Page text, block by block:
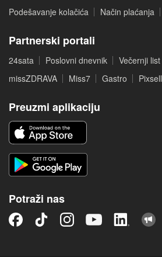
Podešavanje kolačića
Način plaćanja
Partnerski portali
24sata Poslovni dnevnik Večernji list
missZDRAVA
Miss7 Gastro Pixsell
Preuzmi aplikaciju
Potraži nas